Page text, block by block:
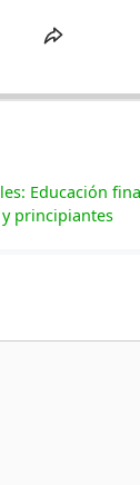
episodio
Educación
principiantes